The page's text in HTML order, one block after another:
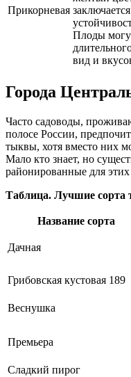
Прикорневая
Плоды
вид и
Города
Часто садоводы,
полосе России,
тыквы, хотя вместо них
Мало кто знает, но
районированные для
Таблица. Лучшие сорта
Название сорта
Дачная
Грибовская кустовая 189
Веснушка
Премьера
Сладкий пирог